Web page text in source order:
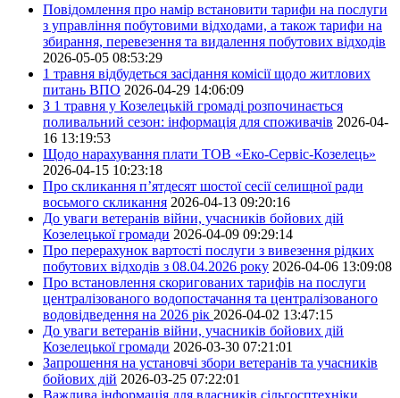
Повідомлення про намір встановити тарифи на послуги
з управління побутовими відходами, а також тарифи на
збирання, перевезення та видалення побутових відходів
2026-05-05 08:53:29
1 травня відбудеться засідання комісії щодо житлових
питань ВПО 2026-04-29 14:06:09
З 1 травня у Козелецькій громаді розпочинається
поливальний сезон: інформація для споживачів 2026-04-
16 13:19:53
Щодо нарахування плати ТОВ «Еко-Сервіс-Козелець»
2026-04-15 10:23:18
Про скликання п’ятдесят шостої сесії селищної ради
восьмого скликання 2026-04-13 09:20:16
До уваги ветеранів війни, учасників бойових дій
Козелецької громади 2026-04-09 09:29:14
Про перерахунок вартості послуги з вивезення рідких
побутових відходів з 08.04.2026 року 2026-04-06 13:09:08
Про встановлення скоригованих тарифів на послуги
централізованого водопостачання та централізованого
водовідведення на 2026 рік 2026-04-02 13:47:15
До уваги ветеранів війни, учасників бойових дій
Козелецької громади 2026-03-30 07:21:01
Запрошення на установчі збори ветеранів та учасників
бойових дій 2026-03-25 07:22:01